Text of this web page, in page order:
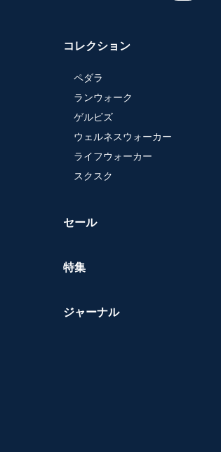
コレクション
ペダラ
ランウォーク
ゲルビズ
ウェルネスウォーカー
ライフウォーカー
スクスク
セール
特集
ジャーナル